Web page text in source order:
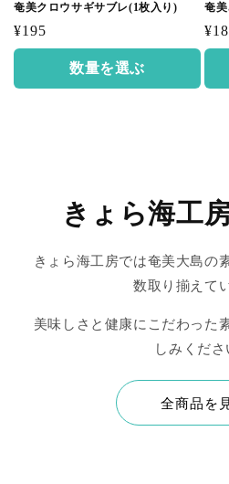
奄美クロウサギサブレ(1枚入り)
通
常
格
¥195
数量を選ぶ
奄
通
常
格
きょら海工
きょら海工房では奄美大島の
数取り揃えて
美味しさと健康にこだわった
しみくださ
全商品を